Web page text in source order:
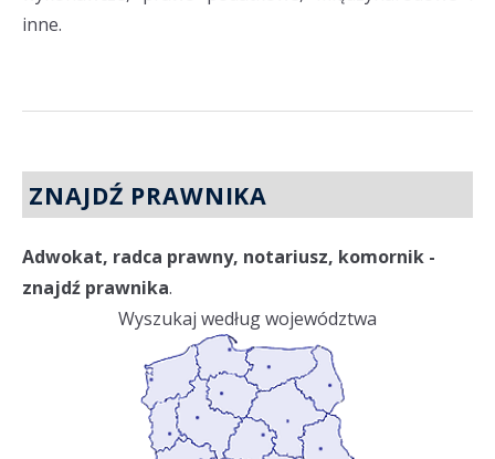
inne.
ZNAJDŹ PRAWNIKA
Adwokat, radca prawny, notariusz, komornik -
znajdź prawnika.
Wyszukaj według województwa